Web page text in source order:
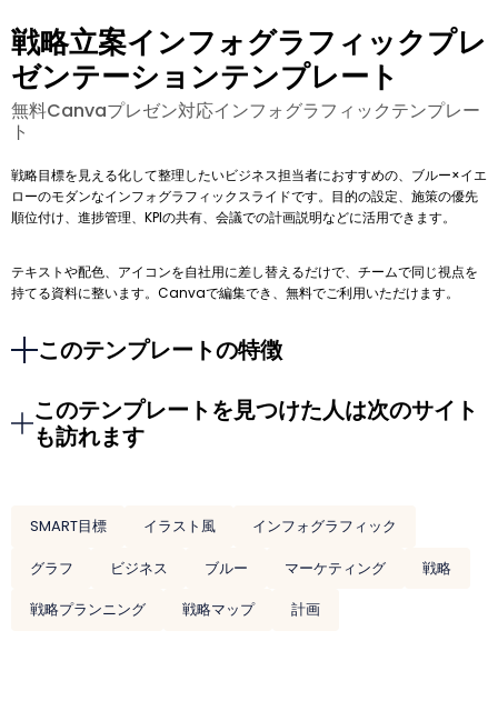
戦略立案インフォグラフィックプレ
ゼンテーションテンプレート
無料Canvaプレゼン対応インフォグラフィックテンプレー
ト
戦略目標を見える化して整理したいビジネス担当者におすすめの、ブルー×イエ
ローのモダンなインフォグラフィックスライドです。目的の設定、施策の優先
順位付け、進捗管理、KPIの共有、会議での計画説明などに活用できます。
テキストや配色、アイコンを自社用に差し替えるだけで、チームで同じ視点を
持てる資料に整います。Canvaで編集でき、無料でご利用いただけます。
このテンプレートの特徴
このテンプレートを見つけた人は次のサイト
も訪れます
SMART目標 イラスト風
インフォグラフィック
グラフ
ビジネス ブルー マーケティング
戦略
戦略プランニング
戦略マップ 計画